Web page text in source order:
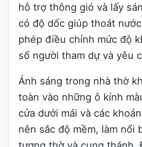
hỗ trợ thông gió và lấy
có độ dốc giúp thoát
phép điều chỉnh mức độ
số người tham dự và yêu
Ánh sáng trong nhà thờ
toàn vào những ô kính
cửa dưới mái và các
nên sắc độ mềm, làm nổi